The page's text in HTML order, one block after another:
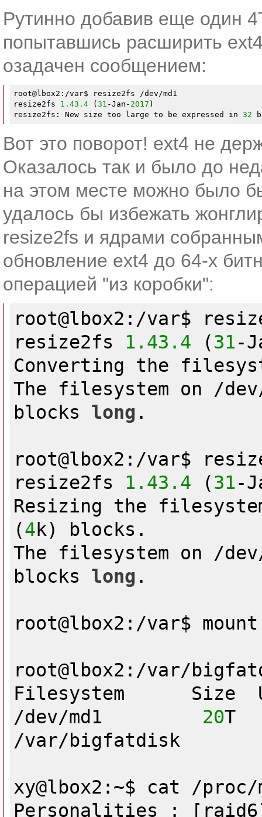
Рутинно добавив еще один
попытавшись расширить
озадачен сообщением:
root@lbox2:/var$ resize2fs /dev/md1
resize2fs 1.43 .4 (31 -Jan- 2017 )
resize2fs: New size too large to be expressed in 32
Вот это поворот! ext4 не
Оказалось так и было до
на этом месте можно было
удалось бы избежать
resize2fs и ядрами
обновление ext4 до 64-х
операцией "из коробки":
root@lbox2:/var$
resize2fs 1.43 .4 (31-
Converting the
The filesystem on /
blocks long .
root@lbox2:/var$
resize2fs 1.43 .4 (31-
Resizing the
(4k) blocks.
The filesystem on /
blocks long .
root@lbox2:/var$
root@lbox2:/var/
Filesystem      Size
/dev/md1 20
/var/bigfatdisk
xy@lbox2:~$ cat /proc/
Personalities :